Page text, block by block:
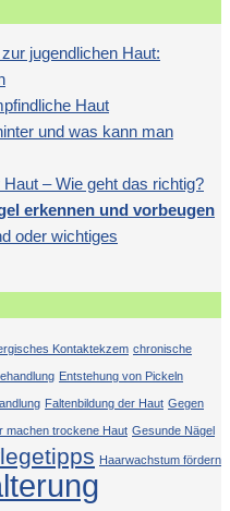
jugendlichen Haut:
Haut
und was kann man
– Wie geht das richtig?
erkennen und vorbeugen
oder wichtiges
Kontaktekzem chronische
Entstehung von Pickeln
Faltenbildung der Haut Gegen
machen trockene Haut Gesunde Nägel
Haarwachstum fördern